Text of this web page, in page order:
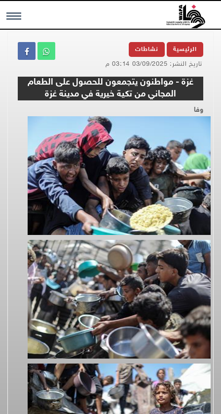
MENU الرئيسية نشاطات
تاريخ النشر: 03/09/2025 03:14 م
غزة - مواطنون يتجمعون للحصول على الطعام
المجاني من تكية خيرية في مدينة غزة
وفا